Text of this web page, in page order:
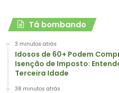
Tá bombando
3 minutos atrás
Idosos de 60+ Podem
Isenção de Imposto:
Terceira Idade
38 minutos atrás